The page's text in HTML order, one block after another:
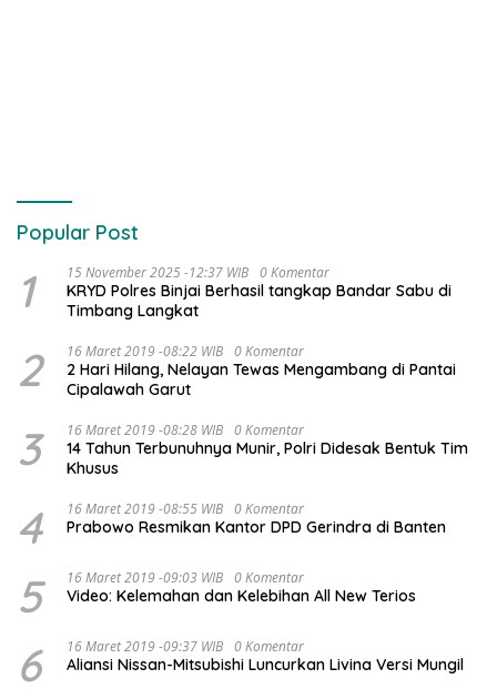
Popular Post
1 15 November 2025 -12:37 WIB 0 Komentar
KRYD Polres Binjai Berhasil tangkap Bandar Sabu di
Timbang Langkat
2 16 Maret 2019 -08:22 WIB 0 Komentar
2 Hari Hilang, Nelayan Tewas Mengambang di Pantai
Cipalawah Garut
3 16 Maret 2019 -08:28 WIB 0 Komentar
14 Tahun Terbunuhnya Munir, Polri Didesak Bentuk Tim
Khusus
4 16 Maret 2019 -08:55 WIB 0 Komentar
Prabowo Resmikan Kantor DPD Gerindra di Banten
5 16 Maret 2019 -09:03 WIB 0 Komentar
Video: Kelemahan dan Kelebihan All New Terios
6 16 Maret 2019 -09:37 WIB 0 Komentar
Aliansi Nissan-Mitsubishi Luncurkan Livina Versi Mungil